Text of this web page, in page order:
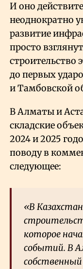
И оно
неоднократно
развитие
просто
строительство
до первых
и Тамбовской
В Алматы и
складские
2024 и 2025
поводу в
следующее:
«В
которое
событий. В
собственный